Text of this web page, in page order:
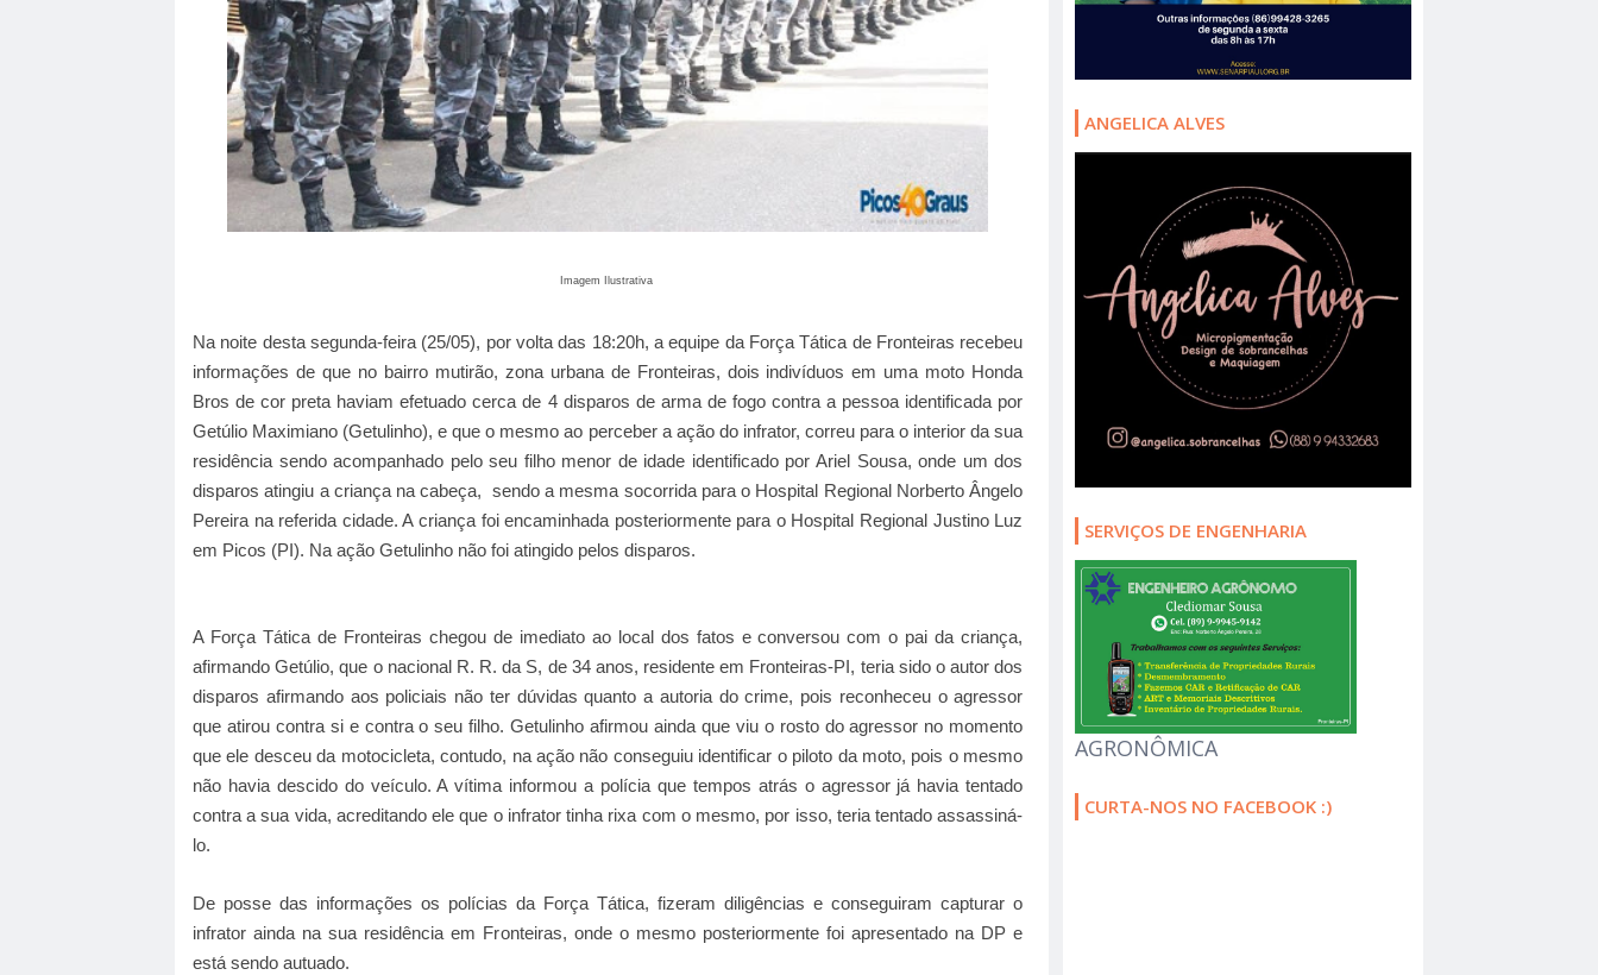
Imagem Ilustrativa
Na noite desta segunda-feira (25/05), por volta das 18:20h, a equipe da Força Tática de Fronteiras recebeu
informações de que no bairro mutirão, zona urbana de Fronteiras, dois indivíduos em uma moto Honda
Bros de cor preta haviam efetuado cerca de 4 disparos de arma de fogo contra a pessoa identificada por
Getúlio Maximiano (Getulinho), e que o mesmo ao perceber a ação do infrator, correu para o interior da sua
residência sendo acompanhado pelo seu filho menor de idade identificado por Ariel Sousa, onde um dos
disparos atingiu a criança na cabeça, sendo a mesma socorrida para o Hospital Regional Norberto Ângelo
Pereira na referida cidade. A criança foi encaminhada posteriormente para o Hospital Regional Justino Luz
em Picos (PI). Na ação Getulinho não foi atingido pelos disparos.
A Força Tática de Fronteiras chegou de imediato ao local dos fatos e conversou com o pai da criança,
afirmando Getúlio, que o nacional R. R. da S, de 34 anos, residente em Fronteiras-PI, teria sido o autor dos
disparos afirmando aos policiais não ter dúvidas quanto a autoria do crime, pois reconheceu o agressor
que atirou contra si e contra o seu filho. Getulinho afirmou ainda que viu o rosto do agressor no momento
que ele desceu da motocicleta, contudo, na ação não conseguiu identificar o piloto da moto, pois o mesmo
não havia descido do veículo. A vítima informou a polícia que tempos atrás o agressor já havia tentado
contra a sua vida, acreditando ele que o infrator tinha rixa com o mesmo, por isso, teria tentado assassiná-
lo.
De posse das informações os polícias da Força Tática, fizeram diligências e conseguiram capturar o
infrator ainda na sua residência em Fronteiras, onde o mesmo posteriormente foi apresentado na DP e
está sendo autuado.
ANGELICA ALVES
SERVIÇOS DE ENGENHARIA
AGRONÔMICA
CURTA-NOS NO FACEBOOK :)